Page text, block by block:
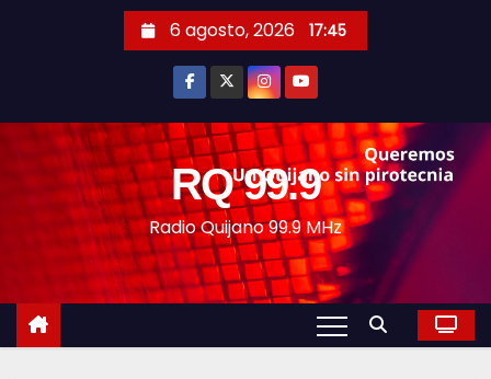
t
6 agosto, 2026 17:45
RQ 99.9
Radio Quijano 99.9 MHz